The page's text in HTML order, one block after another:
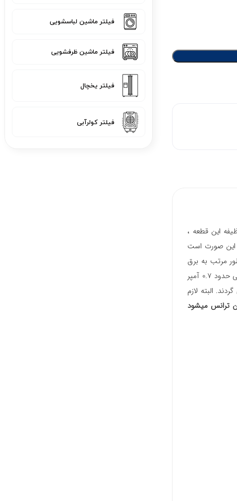
این قطعه ،
به این صورت است
طور مرتب به برق
وصل هستند، باید کیفیت لازم را داشته باشند معمولا حداکثر میزان آمپر برق تولیدی توسط ترانس ، 1.2 آمپر می باشد، زیرا پمپ و شیر برقی حدود 0.7 آمپر
البته لازم
ترانس میشود
فیلتر ماشین لباسشویی
فیلتر ماشین ظرفشویی
فیلتر یخچال
فیلتر کولرآبی